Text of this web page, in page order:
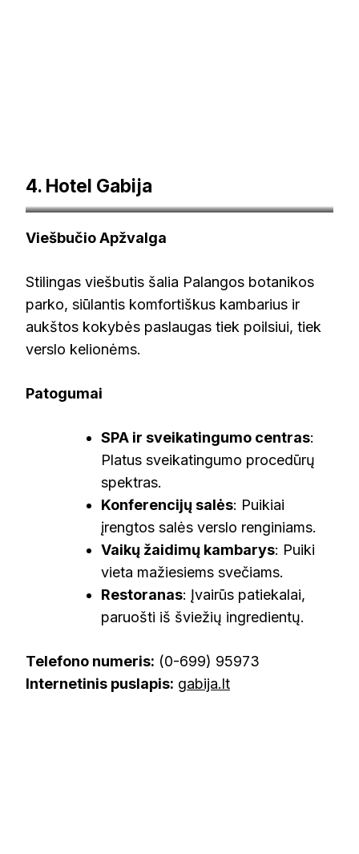
4. Hotel Gabija
gabija.lt
Viešbučio Apžvalga
Stilingas viešbutis šalia Palangos botanikos
parko, siūlantis komfortiškus kambarius ir
aukštos kokybės paslaugas tiek poilsiui, tiek
verslo kelionėms.
Patogumai
SPA ir sveikatingumo centras:
Platus sveikatingumo procedūrų
spektras.
Konferencijų salės: Puikiai
įrengtos salės verslo renginiams.
Vaikų žaidimų kambarys: Puiki
vieta mažiesiems svečiams.
Restoranas: Įvairūs patiekalai,
paruošti iš šviežių ingredientų.
Telefono numeris: (0-699) 95973
Internetinis puslapis: gabija.lt